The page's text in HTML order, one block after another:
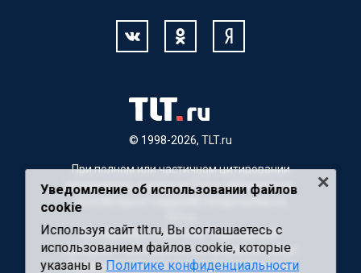
© 1998-2026, TLT.ru
При полном или частичном цитировании
материалов, ссылка на TLT.ru обязательна.
Для Интернет-изданий гиперссылка на
Материалы с пометкой "Партнерский
материал" публикуются на правах рекламы.
Редакция сайта не несет ответственности
Уведомление об использовании файлов
cookie
Используя сайт tlt.ru, Вы соглашаетесь с
использованием файлов cookie, которые
указаны в Политике конфиденциальности